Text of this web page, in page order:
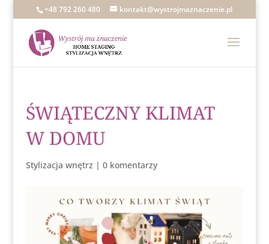
+48 792 260 480 kontakt@wystrojmaznaczenie.pl
ŚWIĄTECZNY KLIMAT
W DOMU
Stylizacja wnętrz | 0 komentarzy